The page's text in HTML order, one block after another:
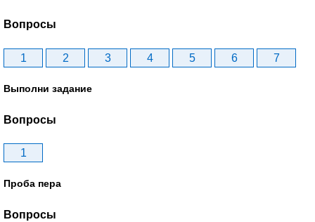
Вопросы
1 2 3 4 5 6 7
Выполни задание
Вопросы
1
Проба пера
Вопросы